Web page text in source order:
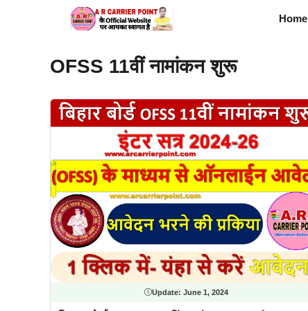
Home
OFSS 11वीं नामांकन शुरू
Update: June 1, 2024